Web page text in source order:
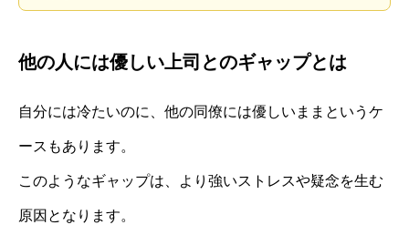
他の人には優しい上司とのギャップとは
自分には冷たいのに、他の同僚には優しいままというケ
ースもあります。
このようなギャップは、より強いストレスや疑念を生む
原因となります。